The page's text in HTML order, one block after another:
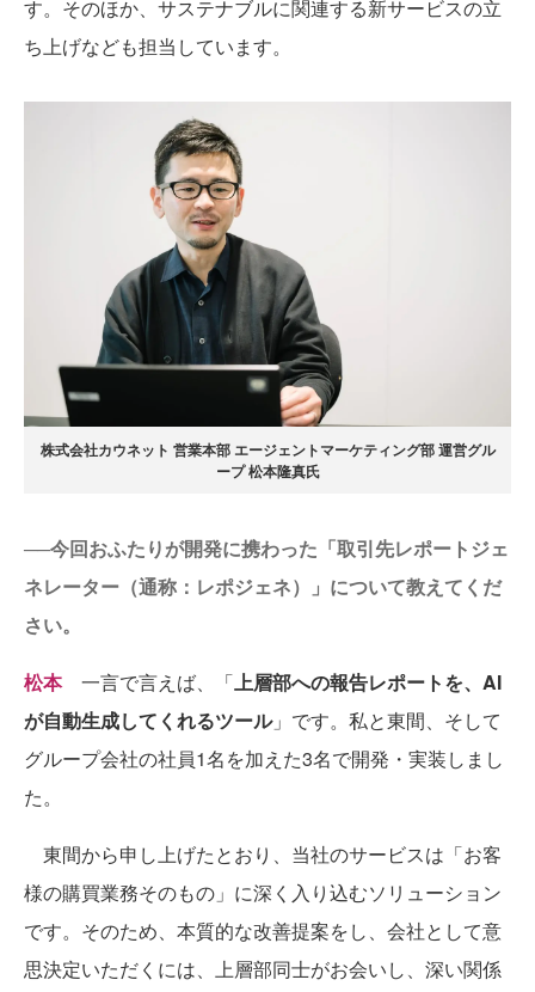
す。そのほか、サステナブルに関連する新サービスの立
ち上げなども担当しています。
株式会社カウネット 営業本部 エージェントマーケティング部 運営グル
ープ 松本隆真氏
──今回おふたりが開発に携わった「取引先レポートジェ
ネレーター（通称：レポジェネ）」について教えてくだ
さい。
松本一言で言えば、「上層部への報告レポートを、AI
が自動生成してくれるツール」です。私と東間、そして
グループ会社の社員1名を加えた3名で開発・実装しまし
た。
東間から申し上げたとおり、当社のサービスは「お客
様の購買業務そのもの」に深く入り込むソリューション
です。そのため、本質的な改善提案をし、会社として意
思決定いただくには、上層部同士がお会いし、深い関係